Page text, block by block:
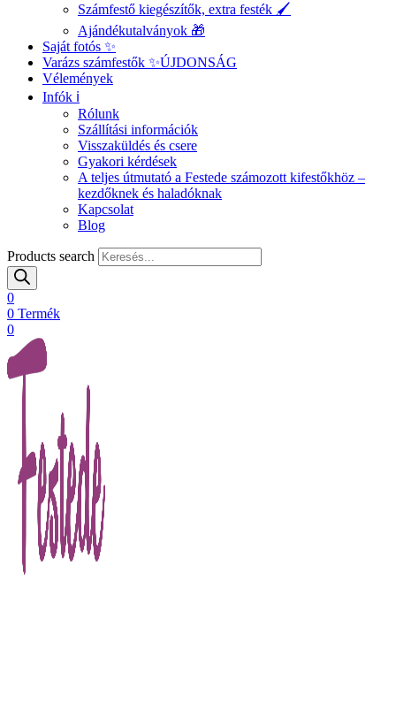
Számfestő kiegészítők, extra festék 🖌️
Ajándékutalványok 🎁
Saját fotós ✨
Varázs számfestők ✨ÚJDONSÁG
Vélemények
Infók ℹ️
Rólunk
Szállítási információk
Visszaküldés és csere
Gyakori kérdések
A teljes útmutató a Festede számozott kifestőkhöz –
kezdőknek és haladóknak
Kapcsolat
Blog
Products search
0
0 Termék
0